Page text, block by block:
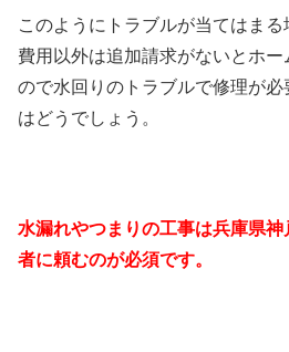
このようにトラブルが当てはま
費用以外は追加請求がないとホ
ので水回りのトラブルで修理が
はどうでしょう。
水漏れやつまりの工事は兵庫県
者に頼むのが必須です。